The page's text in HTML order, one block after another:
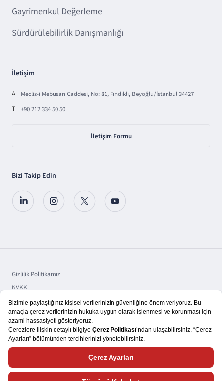
Gayrimenkul Değerleme
Sürdürülebilirlik Danışmanlığı
İletişim
A
Meclis-i Mebusan Caddesi, No: 81, Fındıklı, Beyoğlu/İstanbul 34427
T
+90 212 334 50 50
İletişim Formu
Bizi Takip Edin
Gizlilik Politikamız
KVKK
Sorumluluk
Bilgi Toplumu Hizmetleri
Size daha iyi bir kullanıcı deneyimi yaşatmayı hedefliyoruz. Bu nedenle,